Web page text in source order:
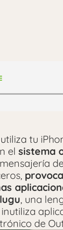
tu
el sistema
, una
de